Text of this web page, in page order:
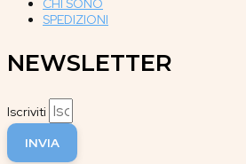
CHI SONO
SPEDIZIONI
NEWSLETTER
Iscriviti
INVIA